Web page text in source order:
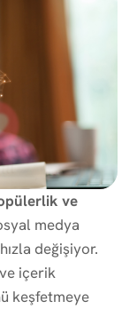
ve
medya
değişiyor.
içerik
keşfetmeye